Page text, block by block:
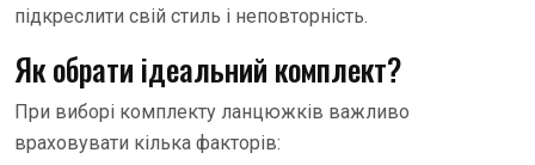
підкреслити свій стиль і неповторність.
Як обрати ідеальний комплект?
При виборі комплекту ланцюжків важливо
враховувати кілька факторів: